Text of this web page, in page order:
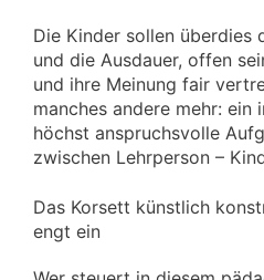
Die Kinder sollen überdies
und die Ausdauer, offen
und ihre Meinung fair
manches andere mehr: ein
höchst anspruchsvolle
zwischen Lehrperson –
Das Korsett künstlich
engt ein